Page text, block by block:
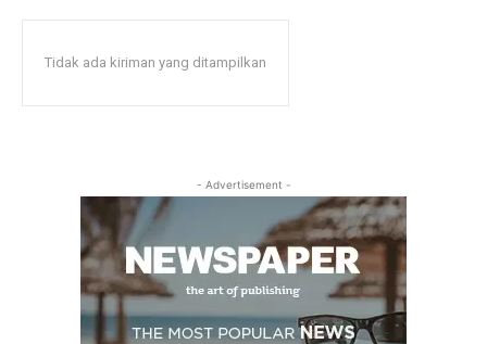
Tidak ada kiriman yang ditampilkan
- Advertisement -